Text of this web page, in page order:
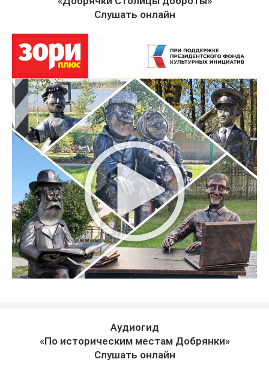
Слушать онлайн
Аудиогид
«По историческим местам Добрянки»
Слушать онлайн